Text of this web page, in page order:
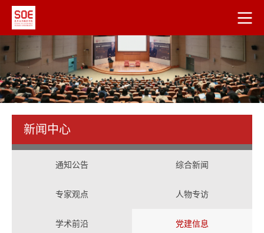
新闻中心
通知公告 综合新闻
专家观点 人物专访
学术前沿 党建信息